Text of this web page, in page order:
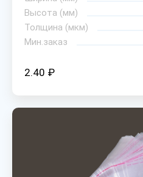
Высота (мм)
Толщина (мкм)
Мин.заказ
2.40 ₽